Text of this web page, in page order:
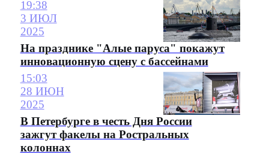
19:38
3 ИЮЛ
2025
На празднике "Алые паруса" покажут
инновационную сцену с бассейнами
15:03
28 ИЮН
2025
В Петербурге в честь Дня России
зажгут факелы на Ростральных
колоннах